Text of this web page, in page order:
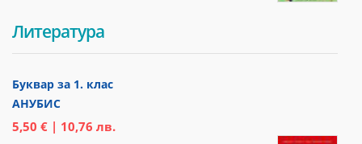
Литература
Буквар за 1. клас
АНУБИС
5,50 € | 10,76 лв.